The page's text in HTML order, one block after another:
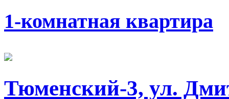
1-комнатная квартира
Тюменский-3, ул.